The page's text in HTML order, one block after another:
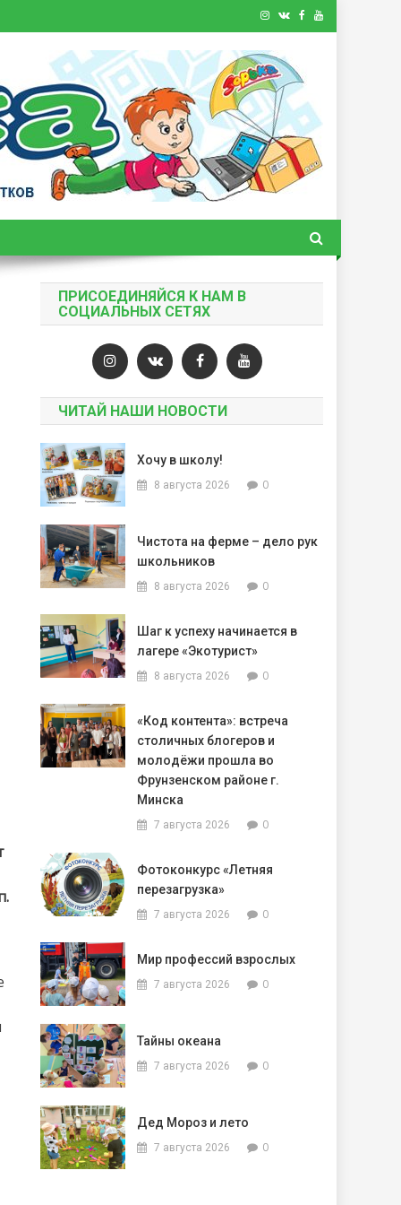
ПРИСОЕДИНЯЙСЯ К НАМ В
СОЦИАЛЬНЫХ СЕТЯХ
ЧИТАЙ НАШИ НОВОСТИ
Хочу в школу!
8 августа 2026 0
Чистота на ферме – дело рук
школьников
8 августа 2026 0
Шаг к успеху начинается в
лагере «Экотурист»
8 августа 2026 0
«Код контента»: встреча
столичных блогеров и
молодёжи прошла во
Фрунзенском районе г.
Минска
7 августа 2026 0
Фотоконкурс «Летняя
перезагрузка»
7 августа 2026 0
Мир профессий взрослых
7 августа 2026 0
Тайны океана
7 августа 2026 0
Дед Мороз и лето
7 августа 2026 0